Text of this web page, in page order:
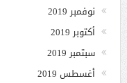
نوفمبر 2019
أكتوبر 2019
سبتمبر 2019
أغسطس 2019